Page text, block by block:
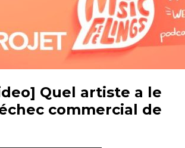
Quel artiste a le
commercial de